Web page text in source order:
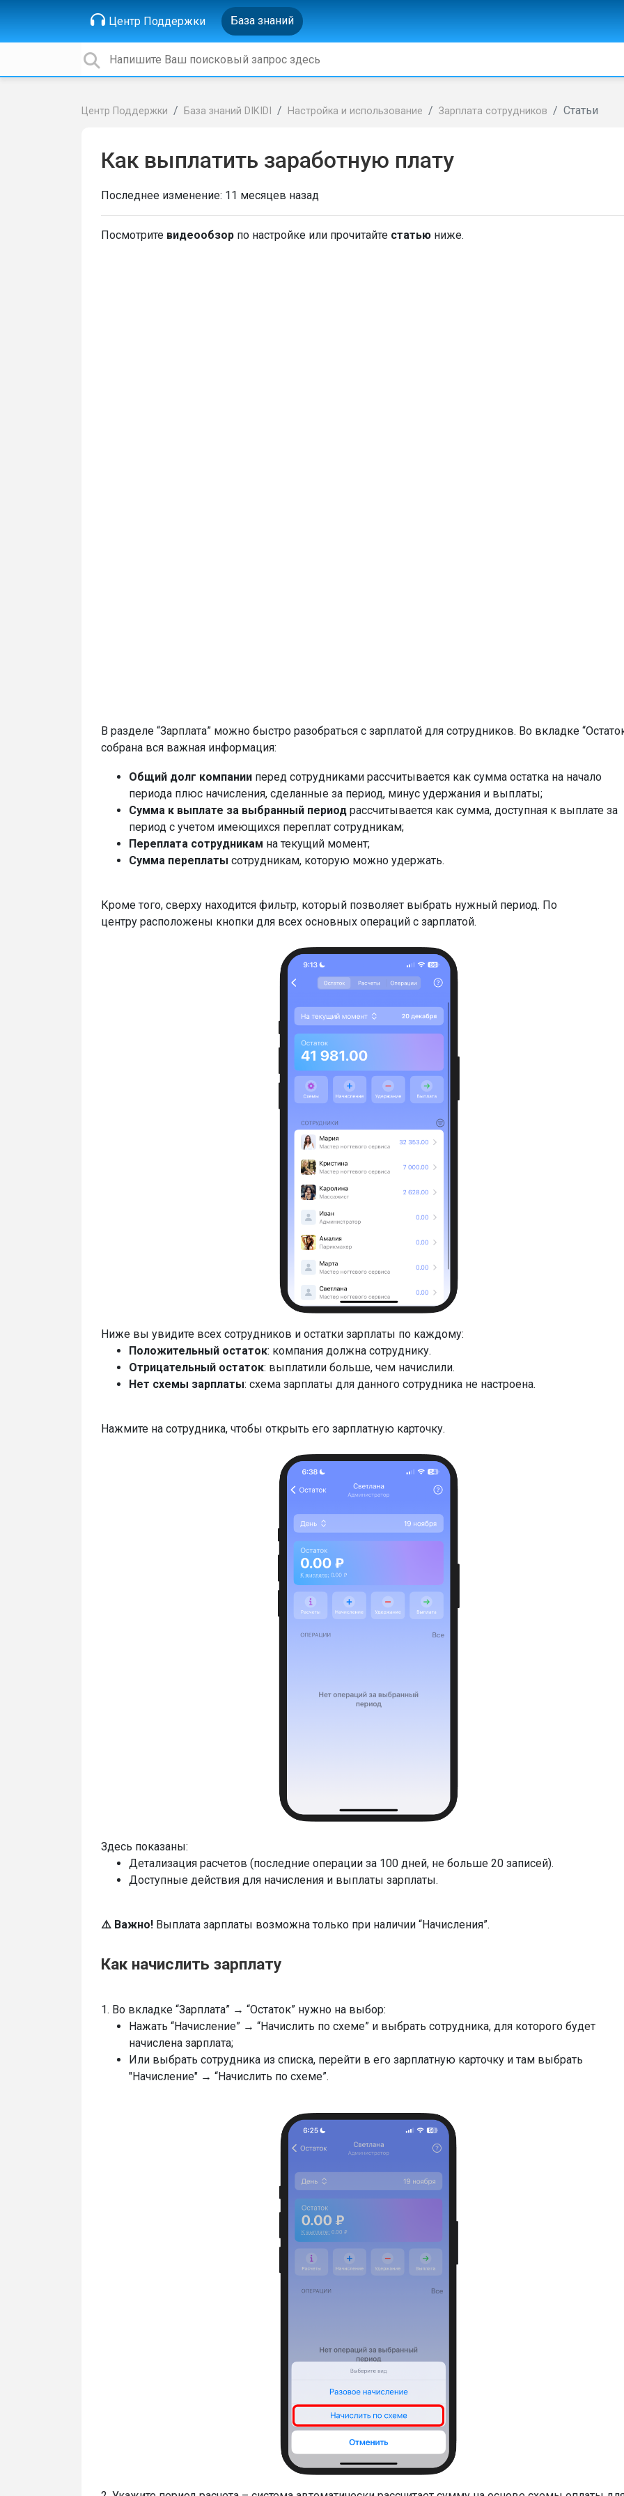
Центр Поддержки База знаний
Центр Поддержки База знаний DIKIDI Настройка и использование Зарплата сотрудников Статьи
Как выплатить заработную плату
Последнее изменение: 11 месяцев назад
Посмотрите видеообзор по настройке или прочитайте статью ниже.
В разделе “Зарплата” можно быстро разобраться с зарплатой для сотрудников. Во вкладке
собрана вся важная информация:
Общий долг компании перед сотрудниками рассчитывается как сумма остатка на начало
периода плюс начисления, сделанные за период, минус удержания и выплаты;
Сумма к выплате за выбранный период рассчитывается как сумма, доступная к выплате за
период с учетом имеющихся переплат сотрудникам;
Переплата сотрудникам на текущий момент;
Сумма переплаты сотрудникам, которую можно удержать.
Кроме того, сверху находится фильтр, который позволяет выбрать нужный период. По
центру расположены кнопки для всех основных операций с зарплатой.
Ниже вы увидите всех сотрудников и остатки зарплаты по каждому:
Положительный остаток: компания должна сотруднику.
Отрицательный остаток: выплатили больше, чем начислили.
Нет схемы зарплаты: схема зарплаты для данного сотрудника не настроена.
Нажмите на сотрудника, чтобы открыть его зарплатную карточку.
Здесь показаны:
Детализация расчетов (последние операции за 100 дней, не больше 20 записей).
Доступные действия для начисления и выплаты зарплаты.
⚠️ Важно! Выплата зарплаты возможна только при наличии “Начисления”.
Как начислить зарплату
1. Во вкладке “Зарплата” → “Остаток” нужно на выбор:
Нажать “Начисление” → “Начислить по схеме” и выбрать сотрудника, для которого будет
начислена зарплата;
Или выбрать сотрудника из списка, перейти в его зарплатную карточку и там выбрать
"Начисление" → “Начислить по схеме”.